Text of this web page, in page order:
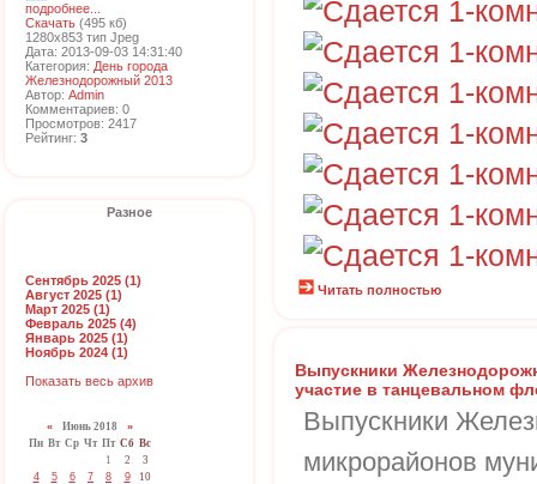
подробнее...
Скачать (495 кб)
1280x853 тип Jpeg
Дата: 2013-09-03 14:31:40
Категория: День города
Железнодорожный 2013
Автор: Admin
Комментариев: 0
Просмотров: 2417
Рейтинг: 3
Разное
Сентябрь 2025 (1)
Август 2025 (1)
Март 2025 (1)
Февраль 2025 (4)
Январь 2025 (1)
Ноябрь 2024 (1)
Показать весь архив
« Июнь 2018 »
Пн Вт Ср Чт Пт Сб Вс
1
2
3
4
5 6 7 8 9
10
Читать полностью
Выпускники
участие в танцевальном
Выпускники
микрорайонов